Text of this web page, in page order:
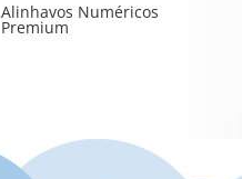
Alinhavos Numéricos
Premium